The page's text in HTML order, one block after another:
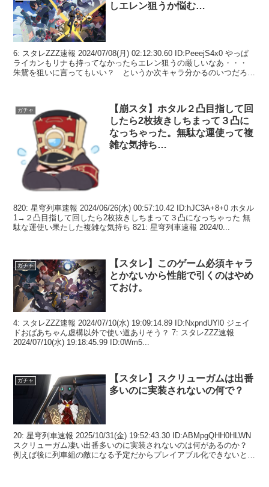
しエレン狙うか悩む…
6: スタレZZZ速報 2024/07/08(月) 02:12:30.60 ID:PeeejS4x0 やっぱ
ライカンもリナも持ってなかったらエレン狙うの厳しいなあ・・・
朱鴛を狙いに言ってもいい？ というか次キャラ分かるのいつだろ🙄
ガチャ
【崩スタ】ホタル２凸目指して回
したら2枚抜きしちまって３凸に
なっちゃった。無駄な運使って複
雑な気持ち…
820: 星穹列車速報 2024/06/26(水) 00:57:10.42 ID:hJC3A+8+0 ホタル
1→２凸目指して回したら2枚抜きしちまって３凸になっちゃった 無
駄な運使い果たした複雑な気持ち 821: 星穹列車速報 2024/0...
ガチャ
【スタレ】このゲーム必須キャラ
とかないから性能で引くのはやめ
ておけ。
4: スタレZZZ速報 2024/07/10(水) 19:09:14.89 ID:NxpndUYl0 ジェイ
ドおばあちゃん虚構以外で使い道ありそう？ 7: スタレZZZ速報
2024/07/10(水) 19:18:45.99 ID:0Wm5...
ガチャ
【スタレ】スクリューガムは出番
多いのに実装されないの何で？
20: 星穹列車速報 2025/10/31(金) 19:52:43.30 ID:ABMpgQHH0HLWN
スクリューガム凄い出番多いのに実装されないのは何があるのか？
例えば後に列車組の敵になる予定だからプレイアブル化できないとか